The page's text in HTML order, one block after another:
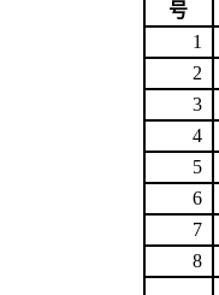
号
1
2
3
4
5
6
7
8